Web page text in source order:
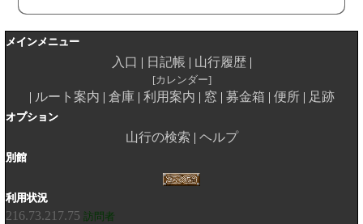
メインメニュー
入口 日記帳 山行履歴
カレンダー
ルート案内 倉庫 利用案内 窓 募金箱 便所 足跡
オプション
山行の検索 ヘルプ
別館
利用状況
216.73.217.75 訪問者